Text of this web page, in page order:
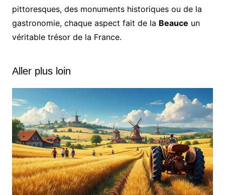
pittoresques, des monuments historiques ou de la
gastronomie, chaque aspect fait de la Beauce un
véritable trésor de la France.
Aller plus loin